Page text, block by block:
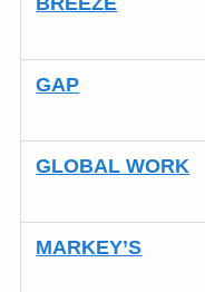
GAP
GLOBAL WORK
MARKEY’S